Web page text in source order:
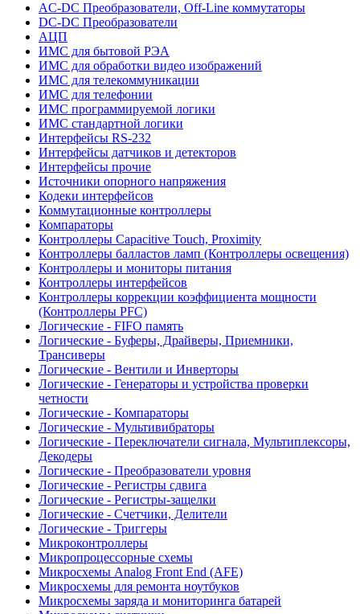
AC-DC Преобразователи, Off-Line коммутаторы
DC-DC Преобразователи
АЦП
ИМС для бытовой РЭА
ИМС для обработки видео изображений
ИМС для телекоммуникации
ИМС для телефонии
ИМС программируемой логики
ИМС стандартной логики
Интерфейсы RS-232
Интерфейсы датчиков и детекторов
Интерфейсы прочие
Источники опорного напряжения
Кодеки интерфейсов
Коммутационные контроллеры
Компараторы
Контроллеры Capacitive Touch, Proximity
Контроллеры балластов ламп (Контроллеры освещения)
Контроллеры и мониторы питания
Контроллеры интерфейсов
Контроллеры коррекции коэффициента мощности
(Контроллеры PFC)
Логические - FIFO память
Логические - Буферы, Драйверы, Приемники,
Трансиверы
Логические - Вентили и Инверторы
Логические - Генераторы и устройства проверки
четности
Логические - Компараторы
Логические - Мультивибраторы
Логические - Переключатели сигнала, Мультиплексоры,
Декодеры
Логические - Преобразователи уровня
Логические - Регистры сдвига
Логические - Регистры-защелки
Логические - Счетчики, Делители
Логические - Триггеры
Микроконтроллеры
Микропроцессорные схемы
Микросхемы Analog Front End (AFE)
Микросхемы для ремонта ноутбуков
Микросхемы заряда и мониторинга батарей